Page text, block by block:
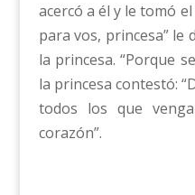
acercó a él y le tomó
para vos, princesa” le
la princesa. “Porque
la princesa contestó:
todos los que
corazón”.